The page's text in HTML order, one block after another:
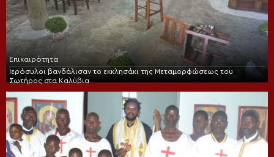
Επικαιρότητα
Ιερόσυλοι βανδάλισαν το εκκλησάκι της Μεταμορφώσεως του
Σωτήρος στα Καλύβια